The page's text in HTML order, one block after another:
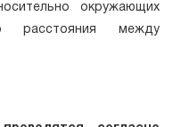
окружающих
расстояния между